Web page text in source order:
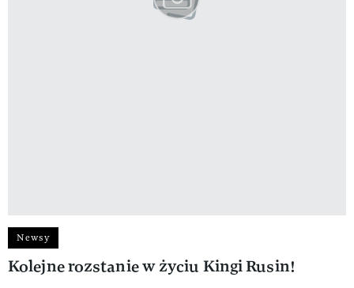
Newsy
Kolejne rozstanie w życiu Kingi Rusin!